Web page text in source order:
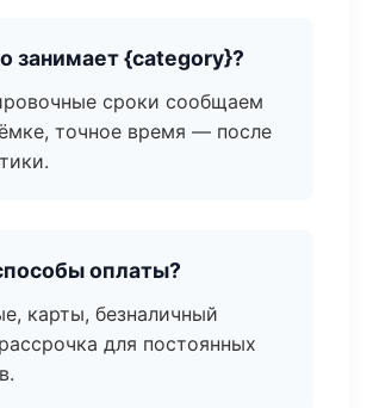
занимает {category}?
сроки сообщаем
точное время — после
оплаты?
карты, безналичный
для постоянных